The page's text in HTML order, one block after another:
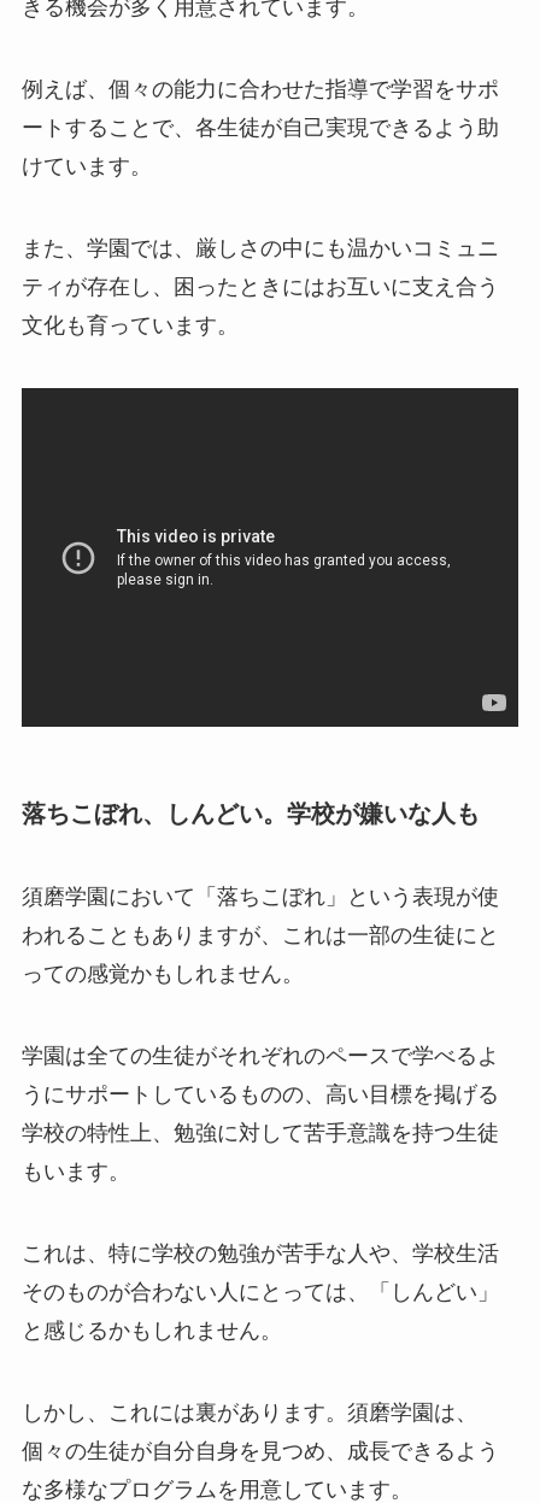
きる機会が多く用意されています。
例えば、個々の能力に合わせた指導で学習をサポ
ートすることで、各生徒が自己実現できるよう助
けています。
また、学園では、厳しさの中にも温かいコミュニ
ティが存在し、困ったときにはお互いに支え合う
文化も育っています。
落ちこぼれ、しんどい。学校が嫌いな人も
須磨学園において「落ちこぼれ」という表現が使
われることもありますが、これは一部の生徒にと
っての感覚かもしれません。
学園は全ての生徒がそれぞれのペースで学べるよ
うにサポートしているものの、高い目標を掲げる
学校の特性上、勉強に対して苦手意識を持つ生徒
もいます。
これは、特に学校の勉強が苦手な人や、学校生活
そのものが合わない人にとっては、「しんどい」
と感じるかもしれません。
しかし、これには裏があります。須磨学園は、
個々の生徒が自分自身を見つめ、成長できるよう
な多様なプログラムを用意しています。